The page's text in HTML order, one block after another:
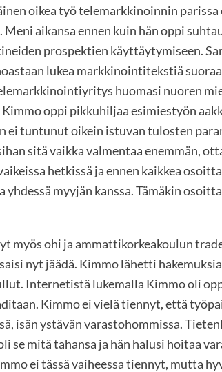
oikea työ telemarkkinoinnin
aikansa ennen kuin hän oppi
prospektien käyttäytymiseen.
lukea markkinointitekstiä
huomasi nuoren
oppi pikkuhiljaa esimiestyön
ei tuntunut oikein istuvan tulosten
sitä vaikka valmentaa enemmän,
hetkissä ja ennen kaikkea
yhdessä myyjän kanssa. Tämäkin
myös ohi ja ammattikorkeakoulun
nyt jäädä. Kimmo lähetti
Internetistä lukemalla Kimmo oli
Kimmo ei vielä tiennyt, että
isän ystävän varastohommissa.
se mitä tahansa ja hän halusi hoitaa
ei tässä vaiheessa tiennyt, mutta